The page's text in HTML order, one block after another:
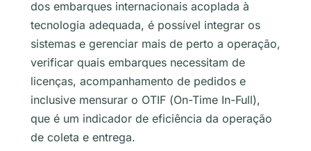
dos embarques internacionais acoplada à
tecnologia adequada, é possível integrar os
sistemas e gerenciar mais de perto a operação,
verificar quais embarques necessitam de
licenças, acompanhamento de pedidos e
inclusive mensurar o OTIF (On-Time In-Full),
que é um indicador de eficiência da operação
de coleta e entrega.